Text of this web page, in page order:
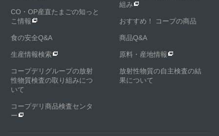
組み
CO・OP産直たまごの知っと
こ情報
おすすめ！ コープの商品
食の安全Q&A 商品Q&A
生産情報検索 原料・産地情報
コープデリグループの放射
性物質検査の取り組みにつ
いて
放射性物質の自主検査の結
果について
コープデリ商品検査センタ
ー